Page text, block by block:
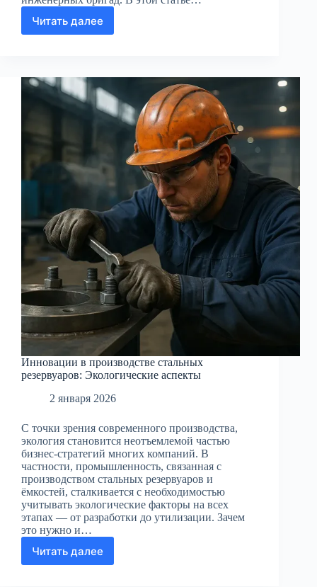
Читать далее
Микрорельеф
долговечности
стальных
резервуаров
Инновации в производстве стальных
резервуаров: Экологические аспекты
2 января 2026
С точки зрения современного производства,
экология становится неотъемлемой частью
бизнес-стратегий многих компаний. В
частности, промышленность, связанная с
производством стальных резервуаров и
ёмкостей, сталкивается с необходимостью
учитывать экологические факторы на всех
этапах — от разработки до утилизации. Зачем
это нужно и…
Читать далее
Инновации